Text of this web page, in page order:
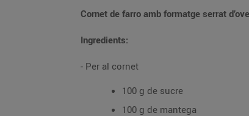
Cornet de farro amb formatge serrat
Ingredients:
- Per al cornet
100 g de sucre
100 g de mantega